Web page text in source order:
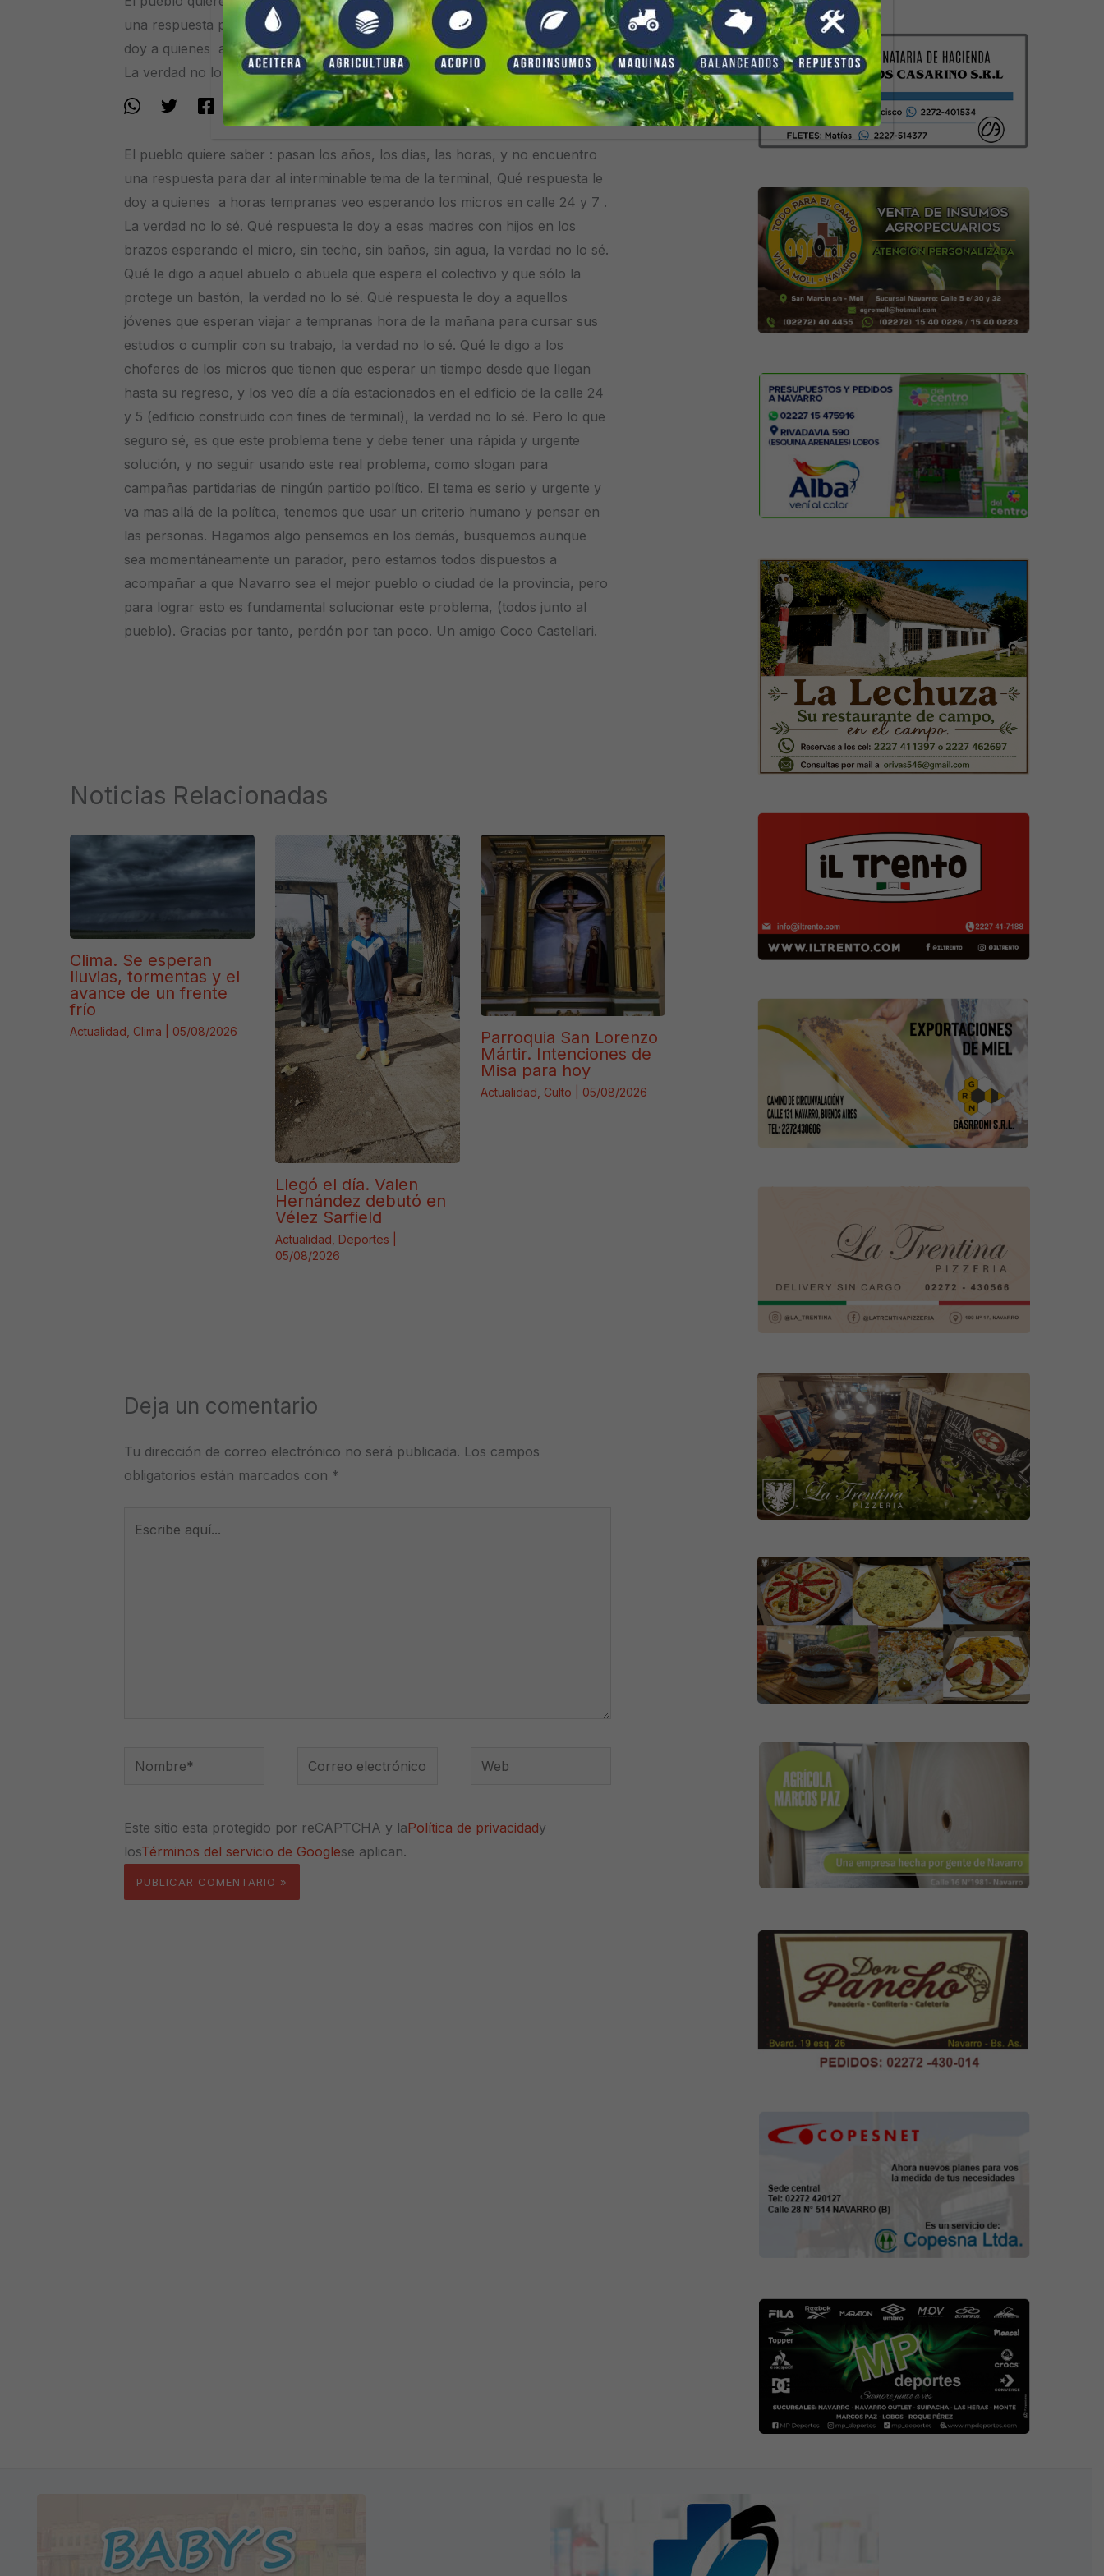
una respuesta para dar al interminable tema de la terminal, Qué respuesta le
doy a quienes a horas tempranas veo esperando los micros en calle 24 y 7 .
La verdad no lo sé. Qué respuesta le doy a esas madres con […]
El pueblo quiere saber : pasan los años, los días, las horas, y no encuentro
una respuesta para dar al interminable tema de la terminal, Qué respuesta le
doy a quienes a horas tempranas veo esperando los micros en calle 24 y 7 .
La verdad no lo sé. Qué respuesta le doy a esas madres con hijos en los
brazos esperando el micro, sin techo, sin baños, sin agua, la verdad no lo sé.
Qué le digo a aquel abuelo o abuela que espera el colectivo y que sólo la
protege un bastón, la verdad no lo sé. Qué respuesta le doy a aquellos
jóvenes que esperan viajar a tempranas hora de la mañana para cursar sus
estudios o cumplir con su trabajo, la verdad no lo sé. Qué le digo a los
choferes de los micros que tienen que esperar un tiempo desde que llegan
hasta su regreso, y los veo día a día estacionados en el edificio de la calle 24
y 5 (edificio construido con fines de terminal), la verdad no lo sé. Pero lo que
seguro sé, es que este problema tiene y debe tener una rápida y urgente
solución, y no seguir usando este real problema, como slogan para
campañas partidarias de ningún partido político. El tema es serio y urgente y
va mas allá de la política, tenemos que usar un criterio humano y pensar en
las personas. Hagamos algo pensemos en los demás, busquemos aunque
sea momentáneamente un parador, pero estamos todos dispuestos a
acompañar a que Navarro sea el mejor pueblo o ciudad de la provincia, pero
para lograr esto es fundamental solucionar este problema, (todos junto al
pueblo). Gracias por tanto, perdón por tan poco. Un amigo Coco Castellari.
Noticias Relacionadas
Clima. Se esperan
lluvias, tormentas y el
avance de un frente
frío
Actualidad Clima 05/08/2026
Llegó el día. Valen
Hernández debutó en
Vélez Sarfield
Actualidad Deportes
05/08/2026
Parroquia San Lorenzo
Mártir. Intenciones de
Misa para hoy
Actualidad Culto 05/08/2026
Deja un comentario
Tu dirección de correo electrónico no será publicada. Los campos
obligatorios están marcados con *
Nombre*
Correo
Web
Este sitio esta protegido por reCAPTCHA y laPolítica de privacidady
losTérminos del servicio de Googlese aplican.